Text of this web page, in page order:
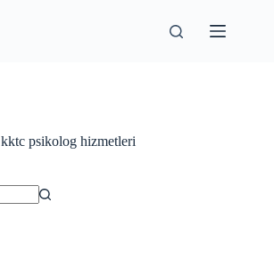
kktc psikolog hizmetleri